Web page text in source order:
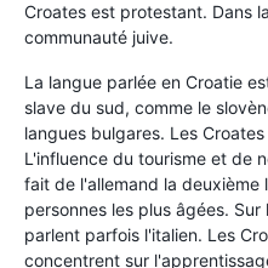
Croates est protestant. Dans
communauté juive.
La langue parlée en Croatie
slave du sud, comme le
langues bulgares. Les
L'influence du tourisme et de
fait de l'allemand la deuxième
personnes les plus âgées.
parlent parfois l'italien. Les
concentrent sur